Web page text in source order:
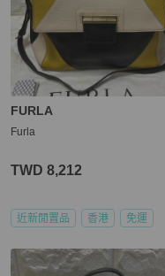
FURLA
Furla
TWD 8,212
近新閒置品 香港 免運